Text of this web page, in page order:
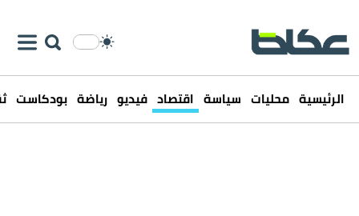
الرئيسية محليات سياسة اقتصاد فيديو رياضة بودكاست